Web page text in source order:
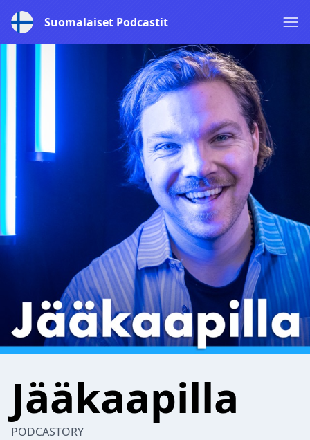
Suomalaiset Podcastit
Jääkaapilla
PODCASTORY